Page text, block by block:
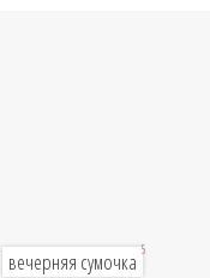
вечерняя сумочка 5